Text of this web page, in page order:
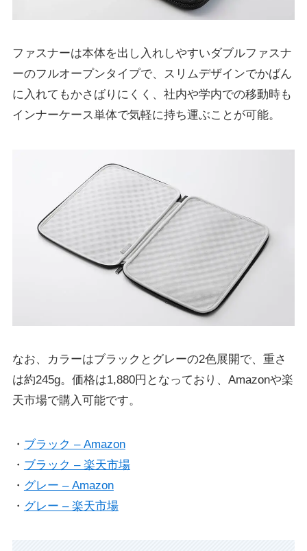
ファスナーは本体を出し入れしやすいダブルファスナ
ーのフルオープンタイプで、スリムデザインでかばん
に入れてもかさばりにくく、社内や学内での移動時も
インナーケース単体で気軽に持ち運ぶことが可能。
なお、カラーはブラックとグレーの2色展開で、重さ
は約245g。価格は1,880円となっており、Amazonや楽
天市場で購入可能です。
・ ブラック – Amazon
・ ブラック – 楽天市場
・ グレー – Amazon
・ グレー – 楽天市場